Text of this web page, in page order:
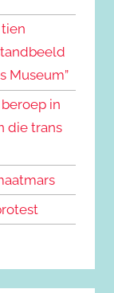
n
Museum”
in
die trans